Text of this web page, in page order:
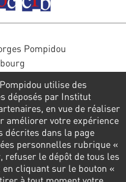
Pompidou
41 22
utilise des
déposés par Institut
en vue de réaliser
améliorer votre expérience
décrites dans la page
personnelles rubrique «
refuser le dépôt de tous les
cliquant sur le bouton «